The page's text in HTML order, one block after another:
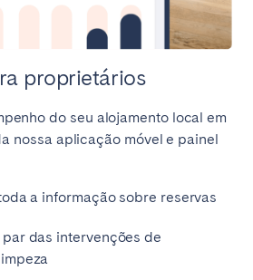
proprietários
do seu alojamento local em
nossa aplicação móvel e painel
a informação sobre reservas
das intervenções de